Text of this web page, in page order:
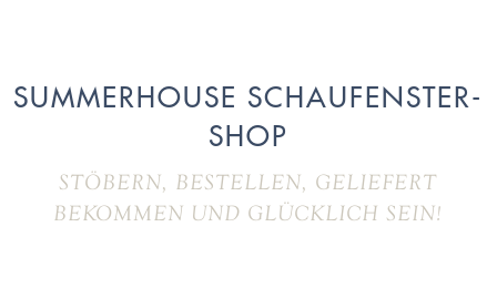
SUMMERHOUSE SCHAUFENSTER-
SHOP
STÖBERN, BESTELLEN, GELIEFERT
BEKOMMEN UND GLÜCKLICH SEIN!